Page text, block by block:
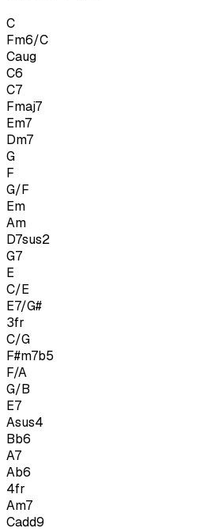
C
Fm6/C
Caug
C6
C7
Fmaj7
Em7
Dm7
G
F
G/F
Em
Am
D7sus2
G7
E
C/E
E7/G#
3fr
C/G
F#m7b5
F/A
G/B
E7
Asus4
Bb6
A7
Ab6
4fr
Am7
Cadd9